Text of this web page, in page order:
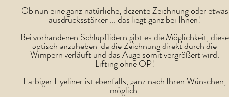
Ob nun eine ganz natürliche, dezente Zeichnung oder etwas
ausdrucksstärker ... das liegt ganz bei Ihnen!
Bei vorhandenen Schlupflidern gibt es die Möglichkeit, diese
optisch anzuheben, da die Zeichnung direkt durch die
Wimpern verläuft und das Auge somit vergrößert wird.
Lifting ohne OP!
Farbiger Eyeliner ist ebenfalls, ganz nach Ihren Wünschen,
möglich.